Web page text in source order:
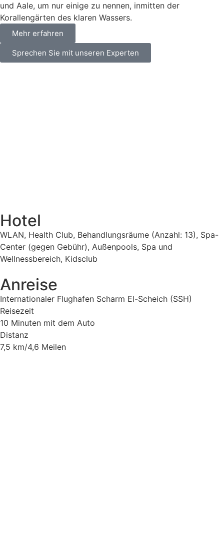
und Aale, um nur einige zu nennen, inmitten der
Korallengärten des klaren Wassers.
Mehr erfahren
Sprechen Sie mit unseren Experten
Hotel
WLAN, Health Club, Behandlungsräume (Anzahl: 13), Spa-
Center (gegen Gebühr), Außenpools, Spa und
Wellnessbereich, Kidsclub
Anreise
Internationaler Flughafen Scharm El-Scheich (SSH)
Reisezeit
10 Minuten mit dem Auto
Distanz
7,5 km/4,6 Meilen